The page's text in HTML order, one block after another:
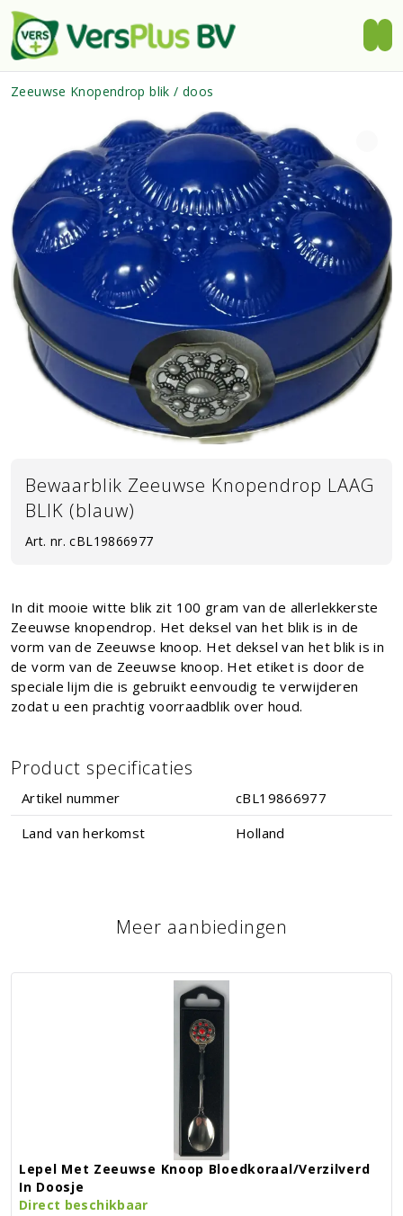
Zeeuwse Knopendrop blik / doos
Bewaarblik Zeeuwse Knopendrop LAAG
BLIK (blauw)
Art. nr. cBL19866977
In dit mooie witte blik zit 100 gram van de allerlekkerste
Zeeuwse knopendrop. Het deksel van het blik is in de
vorm van de Zeeuwse knoop. Het deksel van het blik is in
de vorm van de Zeeuwse knoop. Het etiket is door de
speciale lijm die is gebruikt eenvoudig te verwijderen
zodat u een prachtig voorraadblik over houd.
Product specificaties
Artikel nummer
cBL19866977
Land van herkomst
Holland
Meer aanbiedingen
Lepel Met Zeeuwse Knoop Bloedkoraal/verzilverd
In Doosje
Direct beschikbaar